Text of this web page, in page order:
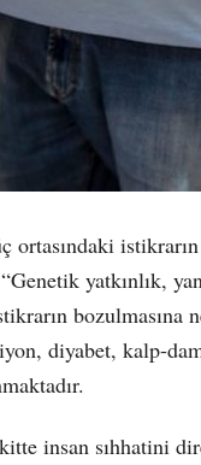
yatkınlık,
bozulmasına
diyabet, kalp-
insan sıhhatini